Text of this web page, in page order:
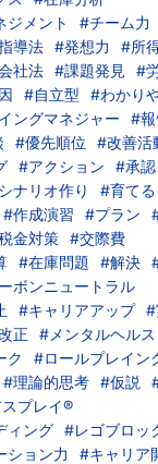
ジメント
#チーム力
導法 #発想力
#所
社法 #課題発見
#
#自立型
#わかり
ングマネジャー #
#優先順位
#改善活
#アクション #承認
ナリオ作り
#育てる
#作成演習 #プラン
金対策 #交際費
#在庫問題 #解決
ボンニュートラル
#キャリアアップ #
正
#メンタルヘルス
ク
#ロールプレイン
#理論的思考 #仮説
プレイ®
ィング #レゴブロッ
ション力
#キャリア